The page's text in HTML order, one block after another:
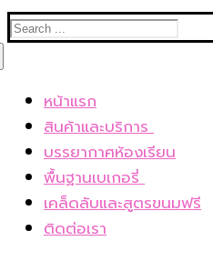
Search
หน้าแรก
สินค้าและบริการ
เค้กโฮมเมดและขนม
Bakery box set อ
เบเกอรี่แช่แข็ง
E-book
บรรยากาศห้องเรียน
พื้นฐานเบเกอรี่
ทำ ขนมอบ 14 ตอ
บัตเตอร์เค้ก 1 สูตร
เคล็ดลับและสูตรขนมฟรี
ติดต่อเรา